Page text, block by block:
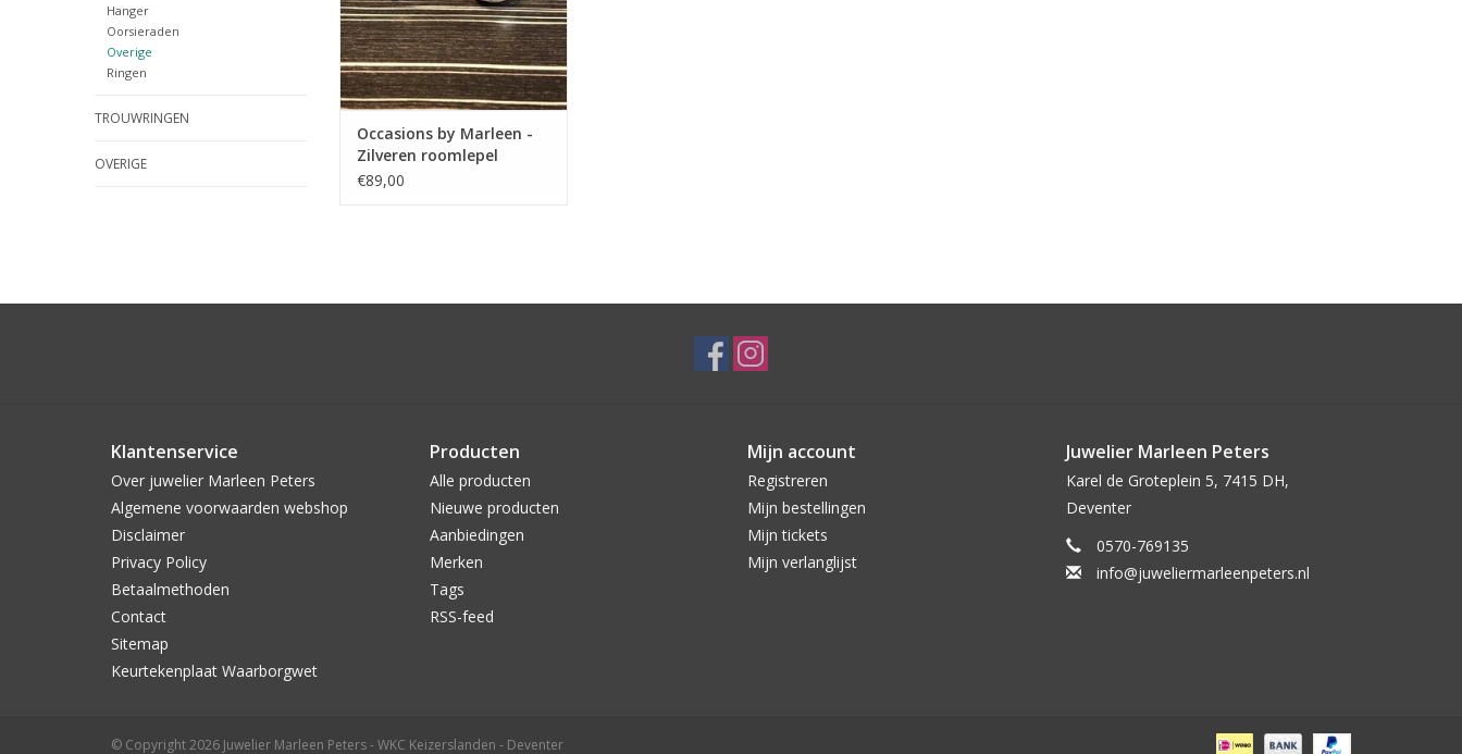
Hanger
Oorsieraden
Overige
Ringen
TROUWRINGEN
OVERIGE
Occasions by Marleen -
Zilveren roomlepel
biedermeyer
€89,00
Klantenservice
Over juwelier Marleen Peters
Algemene voorwaarden webshop
Disclaimer
Privacy Policy
Betaalmethoden
Contact
Sitemap
Keurtekenplaat Waarborgwet
Producten
Alle producten
Nieuwe producten
Aanbiedingen
Merken
Tags
RSS-feed
Mijn account
Registreren
Mijn bestellingen
Mijn tickets
Mijn verlanglijst
Juwelier Marleen Peters
Karel de Groteplein 5, 7415 DH,
Deventer
0570-769135
info@juweliermarleenpeters.nl
© Copyright 2026 Juwelier Marleen Peters - WKC Keizerslanden - Deventer